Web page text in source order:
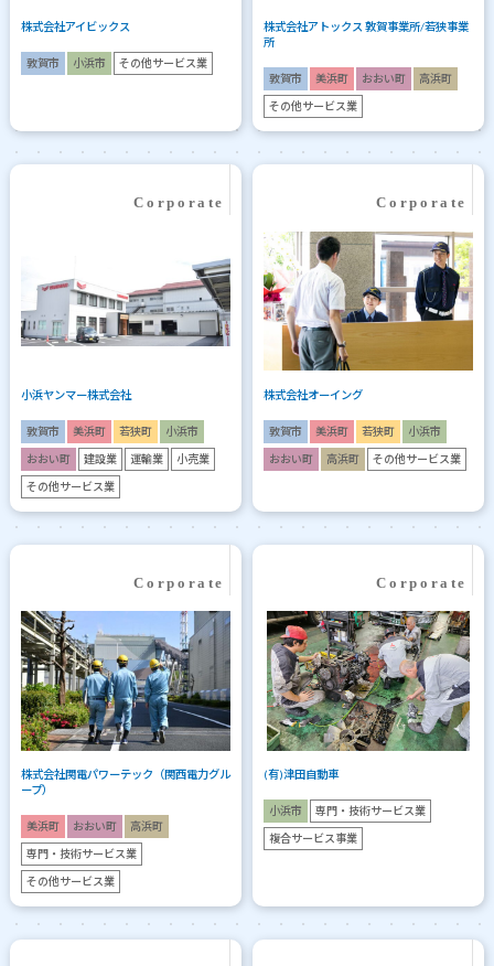
株式会社アイビックス
敦賀市 小浜市 その他サービス業
株式会社アトックス 敦賀事業所/若狭事業
所
敦賀市 美浜町 おおい町 高浜町
その他サービス業
小浜ヤンマー株式会社
敦賀市 美浜町 若狭町 小浜市
おおい町 建設業 運輸業 小売業
その他サービス業
株式会社オーイング
敦賀市 美浜町 若狭町 小浜市
おおい町 高浜町 その他サービス業
株式会社関電パワーテック（関西電力グル
ープ）
美浜町 おおい町 高浜町
専門・技術サービス業
その他サービス業
(有)津田自動車
小浜市 専門・技術サービス業
複合サービス事業